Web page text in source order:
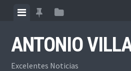
content
ViewView
posts
View
ANTONIO
Excelentes Noticias